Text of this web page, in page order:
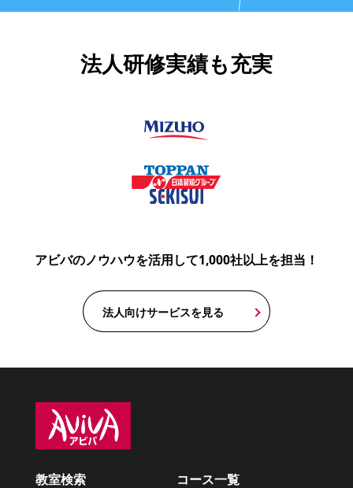
法人研修実績も充実
アビバのノウハウを活用して1,000社以上を担当！
法人向けサービスを見る
教室検索 コース一覧